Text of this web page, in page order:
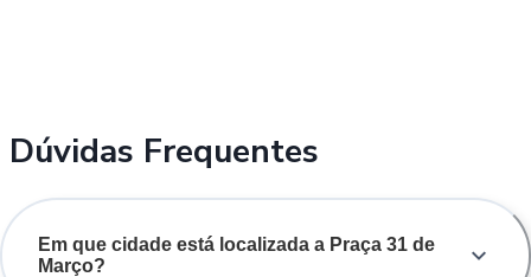
Dúvidas Frequentes
Em que cidade está localizada a Praça 31 de
Março?